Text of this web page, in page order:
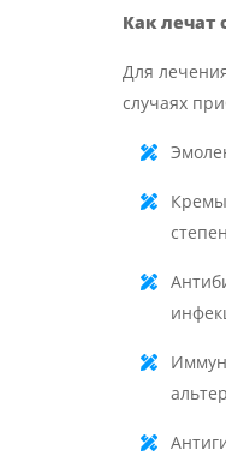
Как лечат
Для
случаях